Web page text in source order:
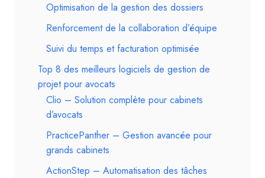
Optimisation de la gestion des dossiers
Renforcement de la collaboration d’équipe
Suivi du temps et facturation optimisée
Top 8 des meilleurs logiciels de gestion de
projet pour avocats
Clio – Solution complète pour cabinets
d’avocats
PracticePanther – Gestion avancée pour
grands cabinets
ActionStep – Automatisation des tâches